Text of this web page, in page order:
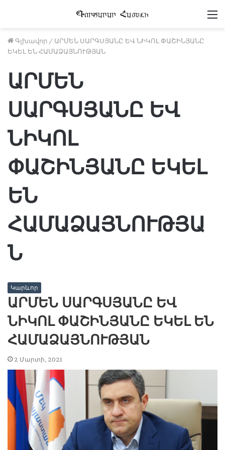
Գլխավոր / ԱՐՄԵՆ ՍԱՐԳՍՅԱՆԸ ԵՎ ՆԻԿՈԼ ՓԱՇԻՆՅԱՆԸ
ԵԿԵԼ ԵՆ ՀԱՄԱՁԱՅՆՈՒԹՅԱՆ
ԱՐՄԵՆ
ՍԱՐԳՍՅԱՆԸ ԵՎ
ՆԻԿՈԼ
ՓԱՇԻՆՅԱՆԸ ԵԿԵԼ
ԵՆ
ՀԱՄԱՁԱՅՆՈՒԹՅԱ
Ն
Կարևոր
ԱՐՄԵՆ ՍԱՐԳՍՅԱՆԸ ԵՎ
ՆԻԿՈԼ ՓԱՇԻՆՅԱՆԸ ԵԿԵԼ ԵՆ
ՀԱՄԱՁԱՅՆՈՒԹՅԱՆ
2 Մարտի, 2021